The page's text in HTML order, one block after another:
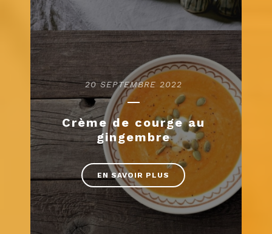
20 SEPTEMBRE 2022
Crème de courge au
gingembre
EN SAVOIR PLUS